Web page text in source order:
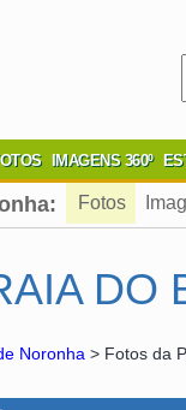
IMAGENS 360º
Fotos
DO
Noronha > Fotos da